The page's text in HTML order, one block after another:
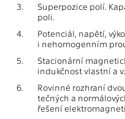
3.
Superpozice polí.
poli.
4.
Potenciál, napětí,
i nehomogenním
5.
Stacionární
indukčnost vlastní a
6.
Rovinné rozhraní
tečných a
řešení